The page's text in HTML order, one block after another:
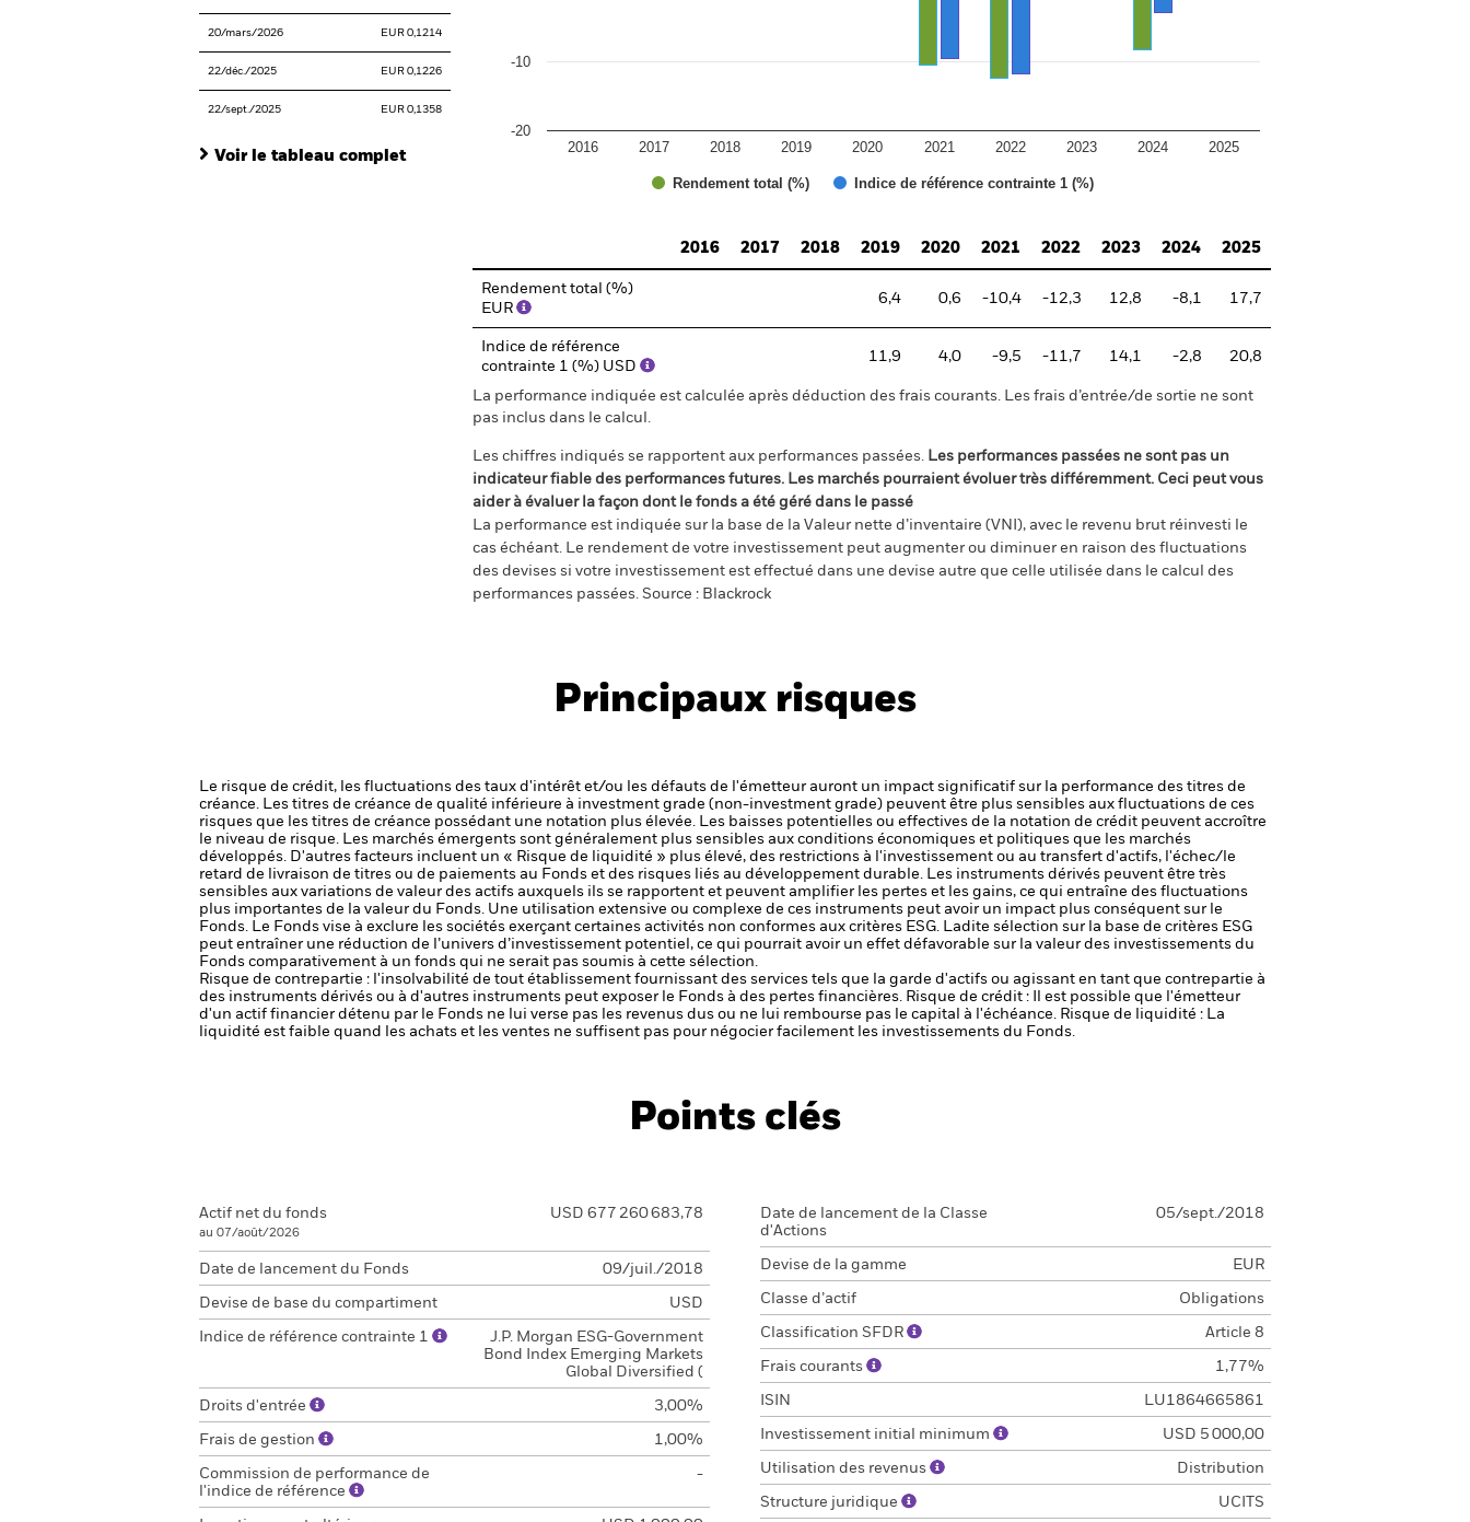
20/mars/2026 EUR 0,1214
22/déc./2025 EUR 0,1226
22/sept./2025 EUR 0,1358
Voir le tableau complet
Rendement total (%) Indice de référence contrainte 1 (%)
2016 2017 2018 2019 2020 2021 2022 2023 2024 2025
-20
-10
2016
2017 2018 2019 2020 2021 2022 2023 2024 2025
Rendement total (%)
EUR
6,4 0,6 -10,4 -12,3 12,8 -8,1 17,7
Indice de référence
contrainte 1 (%) USD
11,9 4,0 -9,5 -11,7 14,1 -2,8 20,8
La performance indiquée est calculée après déduction des frais courants. Les frais d’entrée/de sortie ne sont
pas inclus dans le calcul.
Les chiffres indiqués se rapportent aux performances passées. Les performances passées ne sont pas un
indicateur fiable des performances futures. Les marchés pourraient évoluer très différemment. Ceci peut vous
aider à évaluer la façon dont le fonds a été géré dans le passé
La performance est indiquée sur la base de la Valeur nette d’inventaire (VNI), avec le revenu brut réinvesti le
cas échéant. Le rendement de votre investissement peut augmenter ou diminuer en raison des fluctuations
des devises si votre investissement est effectué dans une devise autre que celle utilisée dans le calcul des
performances passées. Source : Blackrock
Principaux risques
Le risque de crédit, les fluctuations des taux d'intérêt et/ou les défauts de l'émetteur auront un impact significatif sur la performance des titres de
créance. Les titres de créance de qualité inférieure à investment grade (non-investment grade) peuvent être plus sensibles aux fluctuations de ces
risques que les titres de créance possédant une notation plus élevée. Les baisses potentielles ou effectives de la notation de crédit peuvent accroître
le niveau de risque. Les marchés émergents sont généralement plus sensibles aux conditions économiques et politiques que les marchés
développés. D'autres facteurs incluent un « Risque de liquidité » plus élevé, des restrictions à l'investissement ou au transfert d'actifs, l'échec/le
retard de livraison de titres ou de paiements au Fonds et des risques liés au développement durable. Les instruments dérivés peuvent être très
sensibles aux variations de valeur des actifs auxquels ils se rapportent et peuvent amplifier les pertes et les gains, ce qui entraîne des fluctuations
plus importantes de la valeur du Fonds. Une utilisation extensive ou complexe de ces instruments peut avoir un impact plus conséquent sur le
Fonds. Le Fonds vise à exclure les sociétés exerçant certaines activités non conformes aux critères ESG. Ladite sélection sur la base de critères ESG
peut entraîner une réduction de l’univers d’investissement potentiel, ce qui pourrait avoir un effet défavorable sur la valeur des investissements du
Fonds comparativement à un fonds qui ne serait pas soumis à cette sélection.
Risque de contrepartie : l'insolvabilité de tout établissement fournissant des services tels que la garde d'actifs ou agissant en tant que contrepartie à
des instruments dérivés ou à d'autres instruments peut exposer le Fonds à des pertes financières. Risque de crédit : Il est possible que l'émetteur
d'un actif financier détenu par le Fonds ne lui verse pas les revenus dus ou ne lui rembourse pas le capital à l'échéance. Risque de liquidité : La
liquidité est faible quand les achats et les ventes ne suffisent pas pour négocier facilement les investissements du Fonds.
Points clés
Actif net du fonds
au 07/août/2026
USD 677 260 683,78
Date de lancement du Fonds 09/juil./2018
Devise de base du compartiment USD
Indice de référence contrainte 1
J.P. Morgan ESG-Government
Bond Index Emerging Markets
Global Diversified (
Droits d'entrée 3,00%
Frais de gestion 1,00%
Commission de performance de
l'indice de référence
-
Date de lancement de la Classe
d'Actions
05/sept./2018
Devise de la gamme EUR
Classe d’actif Obligations
Classification SFDR Article 8
Frais courants 1,77%
ISIN LU1864665861
Investissement initial minimum USD 5 000,00
Utilisation des revenus Distribution
Structure juridique UCITS